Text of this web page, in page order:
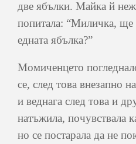
две ябълки. Майка й
попитала: “Миличка,
едната ябълка?”
Момиченцето
се, след това внезапно
и веднага след това и
натъжила, почувствала
но се постарала да не